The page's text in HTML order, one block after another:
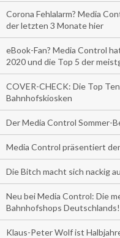
Corona Fehlalarm? Media
der letzten 3 Monate hier
eBook-Fan? Media Control
2020 und die Top 5 der
COVER-CHECK: Die Top
Bahnhofskiosken
Der Media Control Sommer-
Media Control präsentiert
Die Bitch macht sich nackig
Neu bei Media Control: Die
Bahnhofshops Deutschlands!
Klaus-Peter Wolf ist